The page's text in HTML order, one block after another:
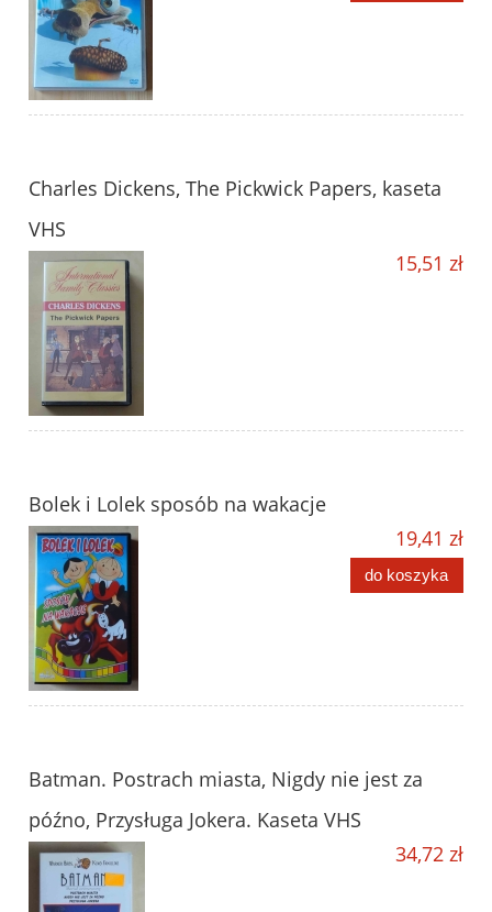
Charles Dickens, The Pickwick Papers, kaseta
VHS
15,51 zł
Bolek i Lolek sposób na wakacje
19,41 zł
do koszyka
Batman. Postrach miasta, Nigdy nie jest za
późno, Przysługa Jokera. Kaseta VHS
34,72 zł